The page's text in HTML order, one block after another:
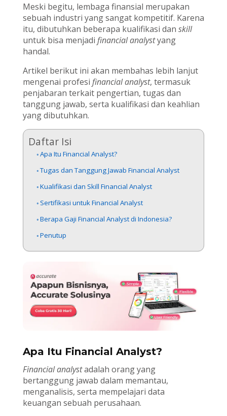
Meski begitu, lembaga finansial merupakan
sebuah industri yang sangat kompetitif. Karena
itu, dibutuhkan beberapa kualifikasi dan skill
untuk bisa menjadi financial analystyang
handal.
Artikel berikut ini akan membahas lebih lanjut
mengenai profesi financial analyst, termasuk
penjabaran terkait pengertian, tugas dan
tanggung jawab, serta kualifikasi dan keahlian
yang dibutuhkan.
Daftar Isi
Apa Itu Financial Analyst?
Tugas dan Tanggung Jawab Financial Analyst
Kualifikasi dan Skill Financial Analyst
Sertifikasi untuk Financial Analyst
Berapa Gaji Financial Analyst di Indonesia?
Penutup
Apa Itu Financial Analyst?
Financial analystadalah orang yang
bertanggung jawab dalam memantau,
menganalisis, serta mempelajari data
keuangan sebuah perusahaan.